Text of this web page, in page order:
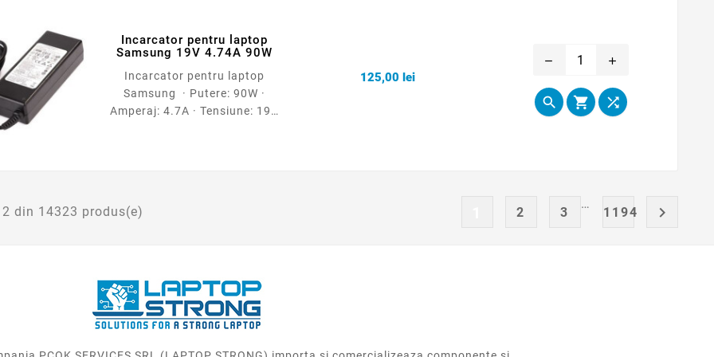
Incarcator pentru laptop
Samsung 19V 4.74A 90W
Incarcator pentru laptop
Samsung · Putere: 90W ·
Amperaj: 4.7A · Tensiune: 19V
125,00 leiPret
remove add
  
din 14323 produs(e) 2 3
…
1194 